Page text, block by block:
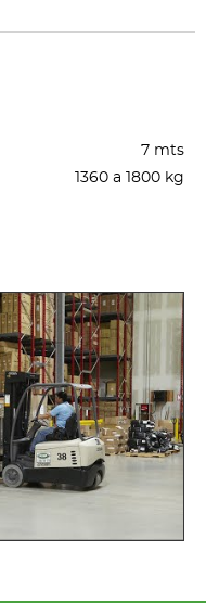
7 mts
1360 a 1800 kg